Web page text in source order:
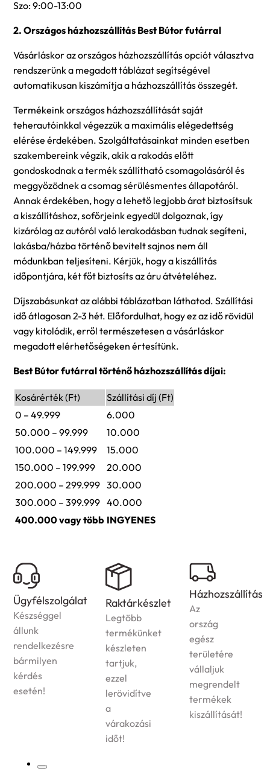
Szo: 9:00-13:00
2. Országos házhozszállítás Best Bútor futárral
Vásárláskor az országos házhozszállítás opciót választva
rendszerünk a megadott táblázat segítségével
automatikusan kiszámítja a házhozszállítás összegét.
Termékeink országos házhozszállítását saját
teherautóinkkal végezzük a maximális elégedettség
elérése érdekében. Szolgáltatásainkat minden esetben
szakembereink végzik, akik a rakodás előtt
gondoskodnak a termék szállítható csomagolásáról és
meggyőzödnek a csomag sérülésmentes állapotáról.
Annak érdekében, hogy a lehető legjobb árat biztosítsuk
a kiszállításhoz, sofőrjeink egyedül dolgoznak, így
kizárólag az autóról való lerakodásban tudnak segíteni,
lakásba/házba történő bevitelt sajnos nem áll
módunkban teljesíteni. Kérjük, hogy a kiszállítás
időpontjára, két főt biztosíts az áru átvételéhez.
Díjszabásunkat az alábbi táblázatban láthatod. Szállítási
idő átlagosan 2-3 hét. Előfordulhat, hogy ez az idő rövidül
vagy kitolódik, erről természetesen a vásárláskor
megadott elérhetőségeken értesítünk.
Best Bútor futárral történő házhozszállítás díjai:
Kosárérték (Ft)
Szállítási díj (Ft)
0 – 49.999
6.000
50.000 – 99.999
10.000
100.000 – 149.999
15.000
150.000 – 199.999
20.000
200.000 – 299.999 30.000
300.000 – 399.999 40.000
400.000 vagy több INGYENES
Ügyfélszolgálat
Készséggel
állunk
rendelkezésre
bármilyen
kérdés
esetén!
Raktárkészlet
Legtöbb
termékünket
készleten
tartjuk,
ezzel
lerövidítve
a
várakozási
időt!
Házhozszállítás
Az
ország
egész
területére
vállaljuk
megrendelt
termékek
kiszállítását!